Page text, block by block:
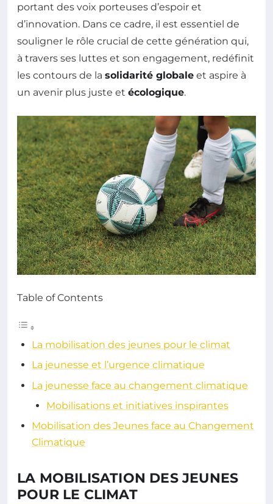
portant des voix porteuses d’espoir et
d’innovation. Dans ce cadre, il est essentiel de
souligner le rôle crucial de cette génération qui,
à travers ses luttes et son engagement, redéfinit
les contours de la solidarité globale et aspire à
un avenir plus juste et écologique.
Table of Contents
La mobilisation des jeunes pour le climat
La jeunesse et l’urgence climatique
La jeunesse face au changement climatique
Mobilisations et initiatives inspirantes
Mobilisation des Jeunes face au Changement
Climatique
LA MOBILISATION DES JEUNES
POUR LE CLIMAT